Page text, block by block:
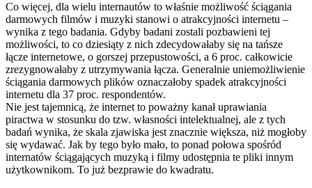
Co więcej, dla wielu internautów to właśnie możliwość ściągania
darmowych filmów i muzyki stanowi o atrakcyjności internetu –
wynika z tego badania. Gdyby badani zostali pozbawieni tej
możliwości, to co dziesiąty z nich zdecydowałaby się na tańsze
łącze internetowe, o gorszej przepustowości, a 6 proc. całkowicie
zrezygnowałaby z utrzymywania łącza. Generalnie uniemożliwienie
ściągania darmowych plików oznaczałoby spadek atrakcyjności
internetu dla 37 proc. respondentów.
Nie jest tajemnicą, że internet to poważny kanał uprawiania
piractwa w stosunku do tzw. własności intelektualnej, ale z tych
badań wynika, że skala zjawiska jest znacznie większa, niż mogłoby
się wydawać. Jak by tego było mało, to ponad połowa spośród
internatów ściągających muzyką i filmy udostępnia te pliki innym
użytkownikom. To już bezprawie do kwadratu.